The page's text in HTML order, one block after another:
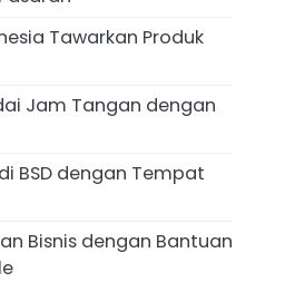
Tawarkan Produk
Jam Tangan dengan
BSD dengan Tempat
Bisnis dengan Bantuan